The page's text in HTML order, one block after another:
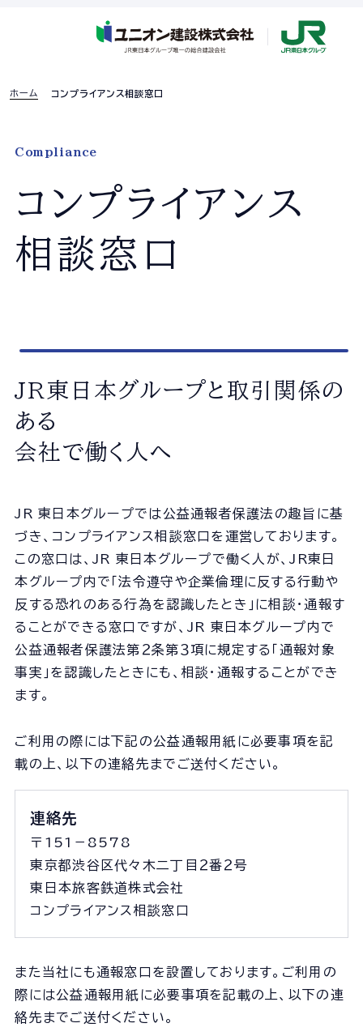
ホーム
企業情報
組織図
沿革
経営情報
事業内容
事業内容TOP
線路部門
建築部門
働きがいのある会社づくり
CMギャラリー
ニュース
協力会社の皆さまへ
ホーム コンプライアンス相談窓口
Compliance
コンプライアンス
相談窓口
JR東日本グループと取引関係の
ある
会社で働く人へ
JR 東日本グループでは公益通報者保護法の趣旨に基
づき、コンプライアンス相談窓口を運営しております。
この窓口は、JR 東日本グループで働く人が、JR東日
本グループ内で｢法令遵守や企業倫理に反する行動や
反する恐れのある行為を認識したとき｣に相談･通報す
ることができる窓口ですが、JR 東日本グループ内で
公益通報者保護法第２条第３項に規定する｢通報対象
事実｣を認識したときにも、相談･通報することができ
ます。
ご利用の際には下記の公益通報用紙に必要事項を記
載の上、以下の連絡先までご送付ください。
連絡先
〒151－8578
東京都渋谷区代々木二丁目２番２号
東日本旅客鉄道株式会社
コンプライアンス相談窓口
また当社にも通報窓口を設置しております。ご利用の
際には公益通報用紙に必要事項を記載の上、以下の連
絡先までご送付ください。